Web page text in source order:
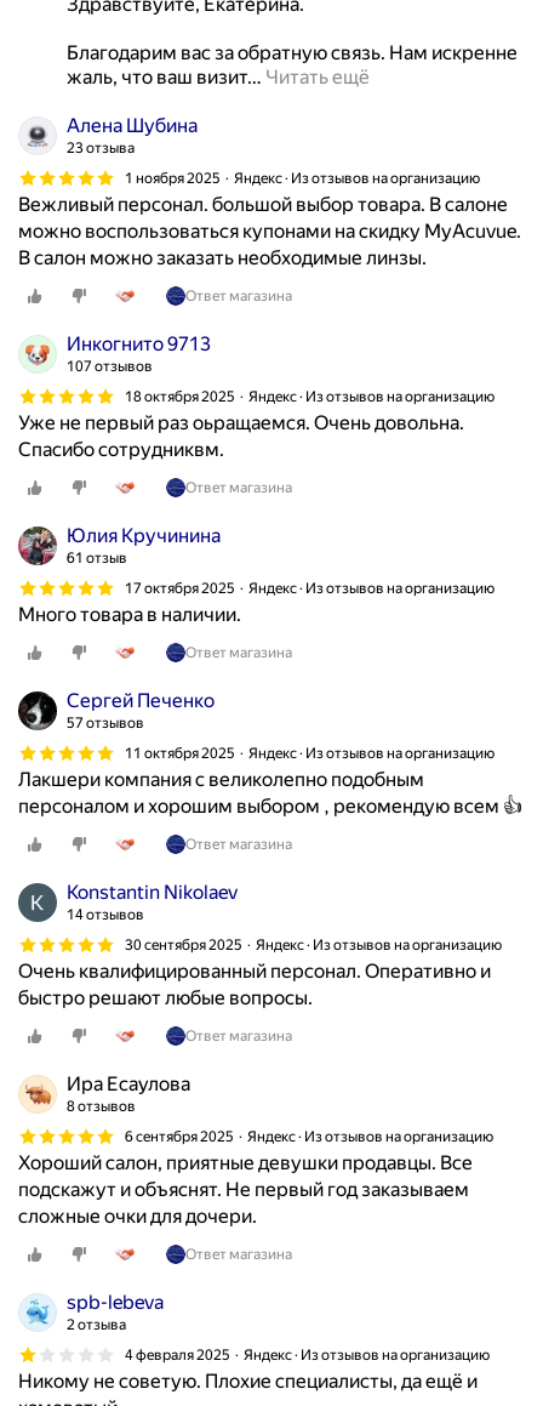
а
и
л
е
л
ь
н
о
е
е
т
в
1
9
2
4
у
к
о
о
т
к
о
с
т
и
ж
е
н
н
й
д
а
м
ы
з
а
о
м
п
ь
т
Благодарим вас за обратную связь. Нам искренне
жаль, что ваш визит… Читать ещё
Алена Шубина
23 отзыва
1 ноября 2025
Яндекс · Из отзывов на организацию
Вежливый персонал. большой выбор товара. В салоне
можно воспользоваться купонами на скидку MyAcuvue.
В салон можно заказать необходимые линзы.
Ответ магазина
Инкогнито 9713
107 отзывов
18 октября 2025
Яндекс · Из отзывов на организацию
Уже не первый раз оьращаемся. Очень довольна.
Спасибо сотрудниквм.
Ответ магазина
Юлия Кручинина
61 отзыв
17 октября 2025
Яндекс · Из отзывов на организацию
Много товара в наличии.
Ответ магазина
Сергей Печенко
57 отзывов
11 октября 2025
Яндекс · Из отзывов на организацию
Лакшери компания с великолепно подобным
персоналом и хорошим выбором , рекомендую всем 👍
Ответ магазина
Konstantin Nikolaev
14 отзывов
30 сентября 2025
Яндекс · Из отзывов на организацию
Очень квалифицированный персонал. Оперативно и
быстро решают любые вопросы.
Ответ магазина
Ира Есаулова
8 отзывов
6 сентября 2025
Яндекс · Из отзывов на организацию
Хороший салон, приятные девушки продавцы. Все
подскажут и объяснят. Не первый год заказываем
сложные очки для дочери.
Ответ магазина
spb-lebeva
2 отзыва
4 февраля 2025
Яндекс · Из отзывов на организацию
Никому не советую. Плохие специалисты, да ещё и